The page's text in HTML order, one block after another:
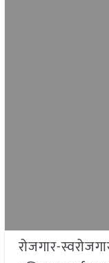
रोजगार-